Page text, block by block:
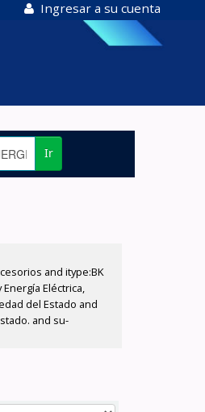
Ingresar a su cuenta
Ir
and itype:BK
Eléctrica,
del Estado and
and su-